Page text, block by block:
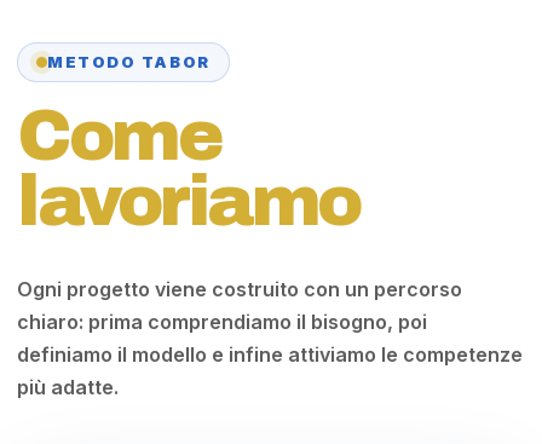
METODO TABOR
Come
lavoriamo
Ogni progetto viene costruito con un percorso
chiaro: prima comprendiamo il bisogno, poi
definiamo il modello e infine attiviamo le competenze
più adatte.